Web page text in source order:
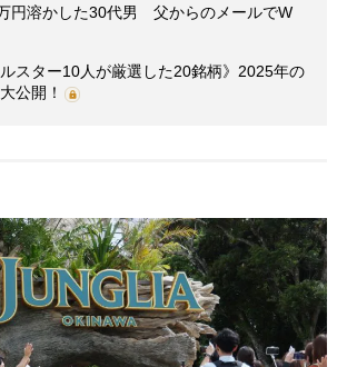
円溶かした30代男 父からのメールでW
ルスター10人が厳選した20銘柄》2025年の
公開！